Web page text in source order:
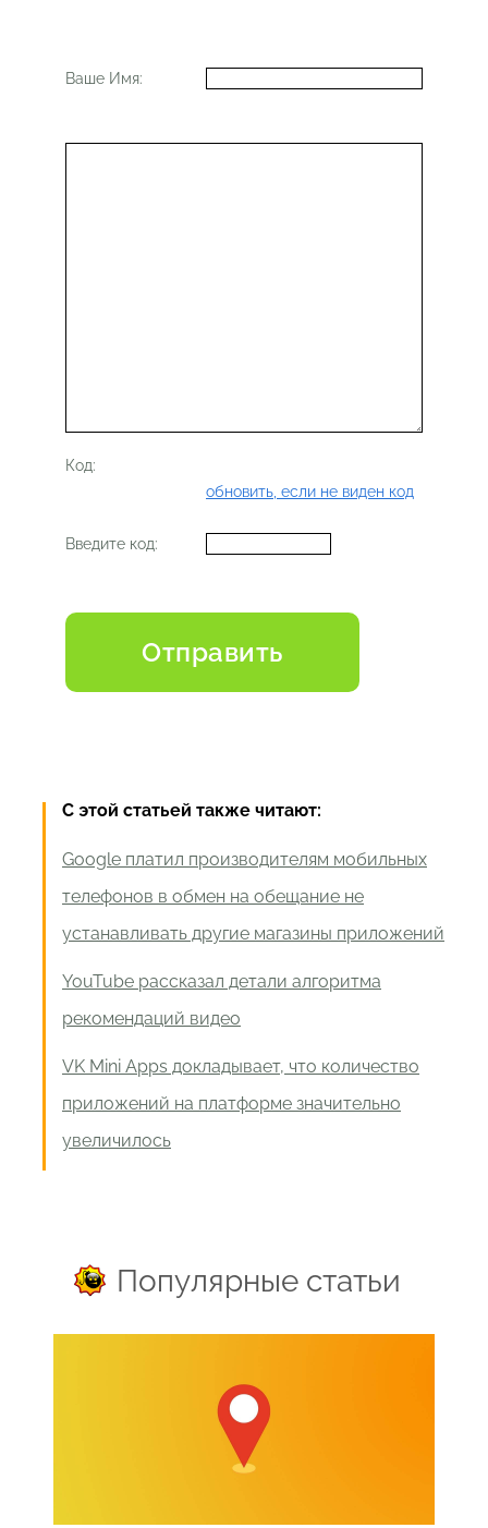
Ваше Имя:
Код:
обновить, если не виден код
Введите код:
С этой статьей также читают:
Google платил производителям мобильных
телефонов в обмен на обещание не
устанавливать другие магазины приложений
YouTube рассказал детали алгоритма
рекомендаций видео
VK Mini Apps докладывает, что количество
приложений на платформе значительно
увеличилось
Популярные статьи